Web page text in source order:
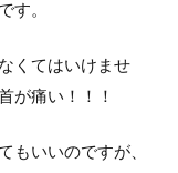
す。
くてはいけませ
が痛い！！！
もいいのですが、